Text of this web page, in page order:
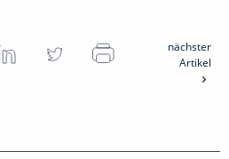
nächster
Artikel